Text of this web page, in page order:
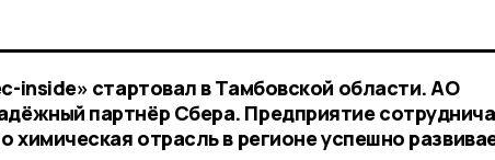
inside» стартовал в Тамбовской области. АО
партнёр Сбера. Предприятие
химическая отрасль в регионе успешно